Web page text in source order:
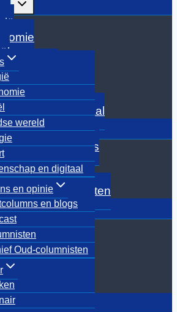
wereld
en digitaal
en opinie
en blogs
Oud-columnisten
wereld
en digitaal
en opinie submenu
en blogs
Oud-columnisten
Toggle
submenu
submenu